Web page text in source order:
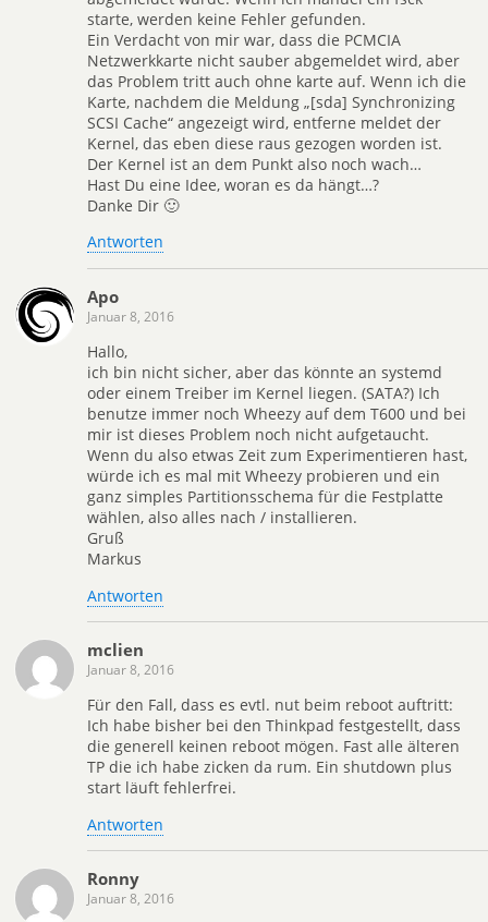
starte, werden keine Fehler gefunden.
Ein Verdacht von mir war, dass die PCMCIA
Netzwerkkarte nicht sauber abgemeldet wird, aber
das Problem tritt auch ohne karte auf. Wenn ich die
Karte, nachdem die Meldung „[sda] Synchronizing
SCSI Cache“ angezeigt wird, entferne meldet der
Kernel, das eben diese raus gezogen worden ist.
Der Kernel ist an dem Punkt also noch wach…
Hast Du eine Idee, woran es da hängt…?
Danke Dir 🙂
Antworten
Apo
Januar 8, 2016
Hallo,
ich bin nicht sicher, aber das könnte an systemd
oder einem Treiber im Kernel liegen. (SATA?) Ich
benutze immer noch Wheezy auf dem T600 und bei
mir ist dieses Problem noch nicht aufgetaucht.
Wenn du also etwas Zeit zum Experimentieren hast,
würde ich es mal mit Wheezy probieren und ein
ganz simples Partitionsschema für die Festplatte
wählen, also alles nach / installieren.
Gruß
Markus
Antworten
mclien
Januar 8, 2016
Für den Fall, dass es evtl. nut beim reboot auftritt:
Ich habe bisher bei den Thinkpad festgestellt, dass
die generell keinen reboot mögen. Fast alle älteren
TP die ich habe zicken da rum. Ein shutdown plus
start läuft fehlerfrei.
Antworten
Ronny
Januar 8, 2016